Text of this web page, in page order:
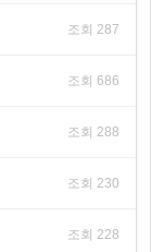
조회 287
조회 686
조회 288
조회 230
조회 228